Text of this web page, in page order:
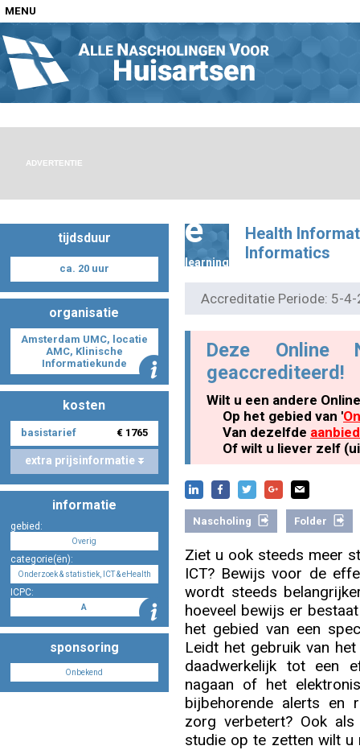
MENU
Home
Nascholingen op locatie (agenda)
Nascholingen online (elearning)
Nascholing aanmelden
Zoek op kaart
Registreren
Inloggen
ADVERTENTIE
tijdsduur
ca. 20 uur
organisatie
Amsterdam UMC, locatie
AMC, Klinische
Informatiekunde
kosten
basistarief € 1765
extra prijsinformatie
informatie
gebied:
Overig
categorie(ën):
Onderzoek & statistiek, ICT & eHealth
ICPC:
A
sponsoring
Onbekend
e
learning
Health
Informatics
Accreditatie Periode: 5-
Deze Online
geaccrediteerd!
Wilt u een andere
Op het gebied van '
Van dezelfde
Of wilt u liever zelf
Nascholing Folder
Ziet u ook steeds meer
ICT? Bewijs voor de
wordt steeds
hoeveel bewijs er
het gebied van een
Leidt het gebruik van
daadwerkelijk tot een
nagaan of het
bijbehorende alerts en
zorg verbetert? Ook
studie op te zetten wilt u